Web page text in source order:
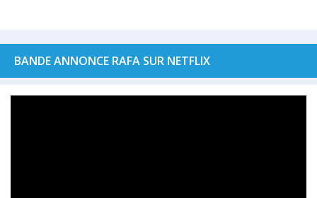
BANDE ANNONCE RAFA SUR NETFLIX